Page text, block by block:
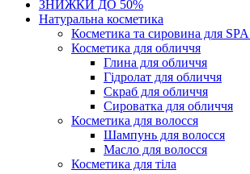
ЗНИЖКИ ДО 50%
Натуральна косметика
Косметика та сировина для
Косметика для обличчя
Глина для обличчя
Гідролат для обличчя
Скраб для обличчя
Сироватка для обличчя
Косметика для волосся
Шампунь для волосся
Масло для волосся
Косметика для тіла